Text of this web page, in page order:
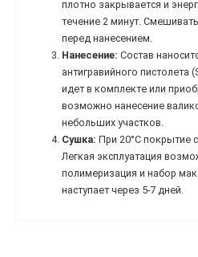
плотно закрывается и
течение 2 минут.
перед нанесением.
Нанесение: Состав
антигравийного пистолета
идет в комплекте или
возможно нанесение
небольших участков.
Сушка: При 20°C покрытие
Легкая эксплуатация
полимеризация и набор
наступает через 5-7 дней.